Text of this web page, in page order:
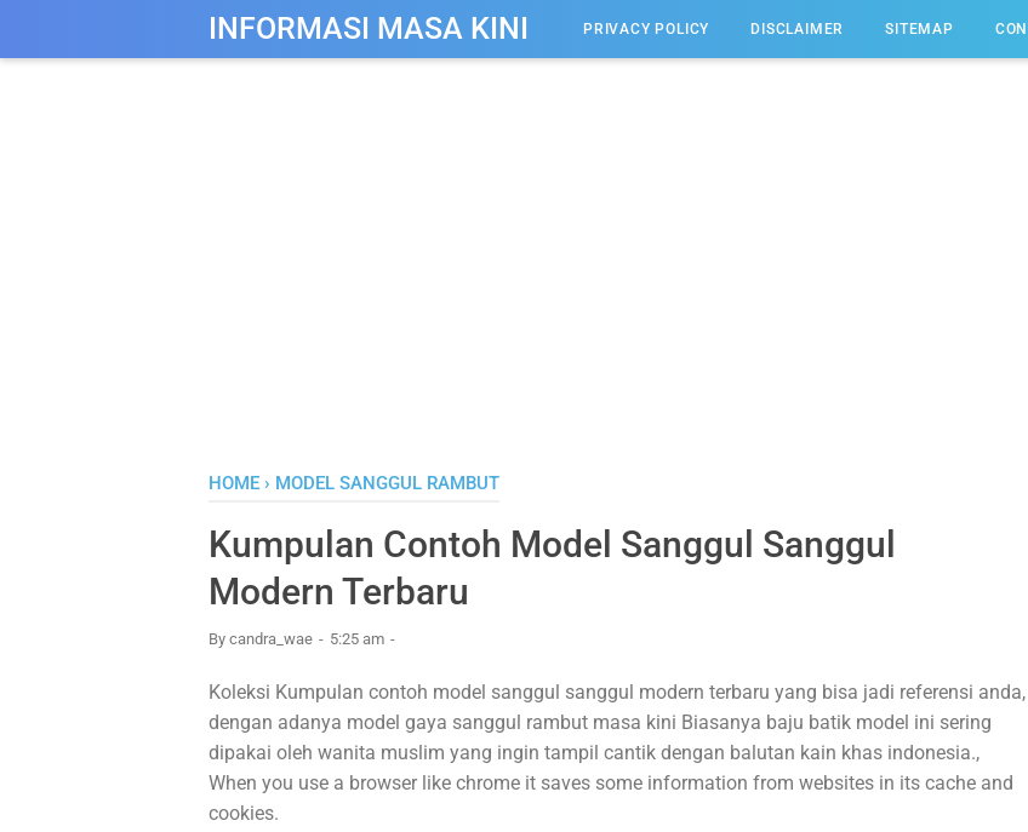
INFORMASI MASA KINI PRIVACY POLICY DISCLAIMER SITEMAP
HOME › MODEL SANGGUL RAMBUT
Kumpulan Contoh Model Sanggul Sanggul
Modern Terbaru
By candra_wae 5:25 am
Koleksi Kumpulan contoh model sanggul sanggul modern terbaru yang bisa jadi referensi anda,
dengan adanya model gaya sanggul rambut masa kini Biasanya baju batik model ini sering
dipakai oleh wanita muslim yang ingin tampil cantik dengan balutan kain khas indonesia.,
When you use a browser like chrome it saves some information from websites in its cache and
cookies.